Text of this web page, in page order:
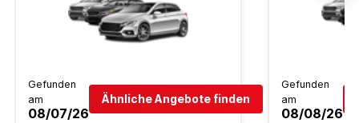
Gefunden
am
08/07/26
Ähnliche Angebote finden
Gefunden
am
08/08/26